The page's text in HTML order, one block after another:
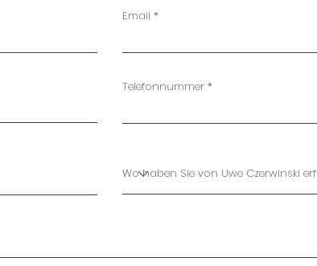
Email
Telefonnummer